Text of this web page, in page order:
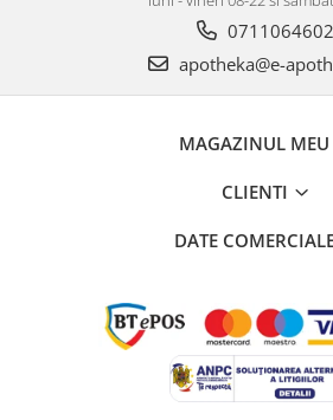
0711064602
apotheka@e-
MAGAZINUL MEU
CLIENTI
DATE